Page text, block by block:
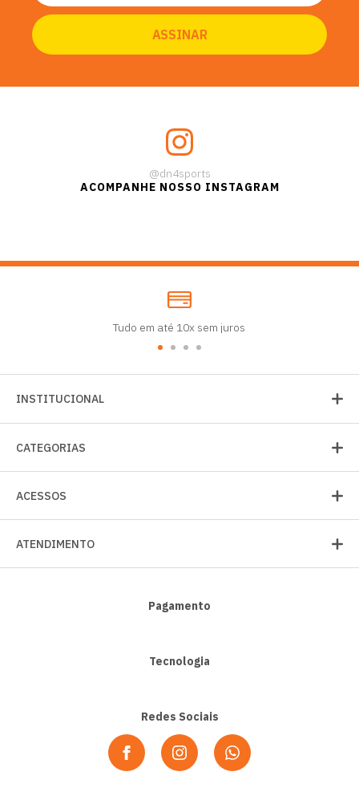
@dn4sports
ACOMPANHE NOSSO INSTAGRAM
Tudo em até 10x sem juros
INSTITUCIONAL
CATEGORIAS
ACESSOS
ATENDIMENTO
Pagamento
Tecnologia
Redes Sociais